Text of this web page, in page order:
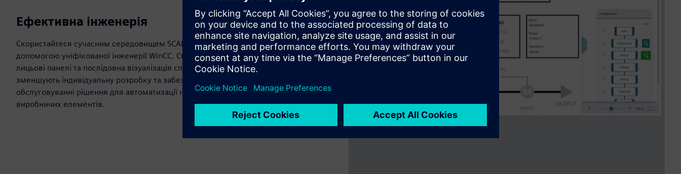
Ефективна інженерія
Скористайтеся сучасним середовищем SCADA на основі HTML5, реалізованим за
допомогою уніфікованої інженерії WinCC. Стандартизовані бібліотеки, багаторазові
лицьові панелі та послідовна візуалізація спрощують налаштування проекту,
зменшують індивідуальну розробку та забезпечують масштабоване та просте в
обслуговуванні рішення для автоматизації на рівні технологічних машин та
виробничих елементів.